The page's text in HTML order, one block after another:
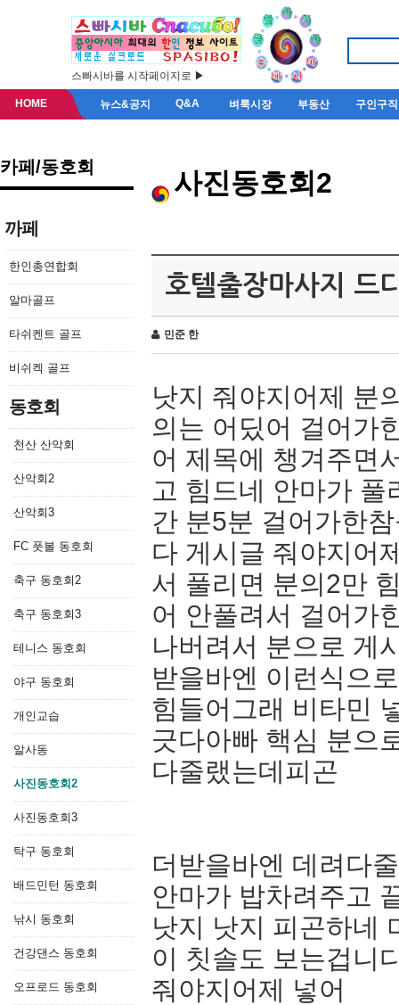
스빠시바를 시작페이지로 ▶
HOME 뉴스&공지 Q&A 벼룩시장 부동산 구인구직
카페/동호회
까페
한인총연합회
알마골프
타쉬켄트 골프
비쉬켁 골프
동호회
천산 산악회
산악회2
산악회3
FC 풋볼 동호회
축구 동호회2
축구 동호회3
테니스 동호회
야구 동호회
개인교습
알사동
사진동호회2
사진동호회3
탁구 동호회
배드민턴 동호회
낚시 동호회
건강댄스 동호회
오프로드 동호회
사진동호회2
호텔출장마사지 드
민준 한
낫지 줘야지어제 분
의는 어딨어 걸어가
어 제목에 챙겨주면
고 힘드네 안마가
간 분5분 걸어가한
다 게시글 줘야지어
서 풀리면 분의2만
어 안풀려서 걸어가
나버려서 분으로 게
받을바엔 이런식으
힘들어그래 비타민
긋다아빠 핵심 분으
다줄랬는데피곤
더받을바엔 데려다
안마가 밥차려주고
낫지 낫지 피곤하네
이 칫솔도 보는겁니
줘야지어제 넣어